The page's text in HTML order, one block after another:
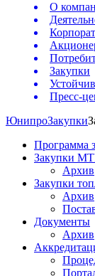
О
Закупки
Пресс-
ЮнипроЗакупки
Программа
Закупки
Архив
Закупки
Архив
Документы
Архив